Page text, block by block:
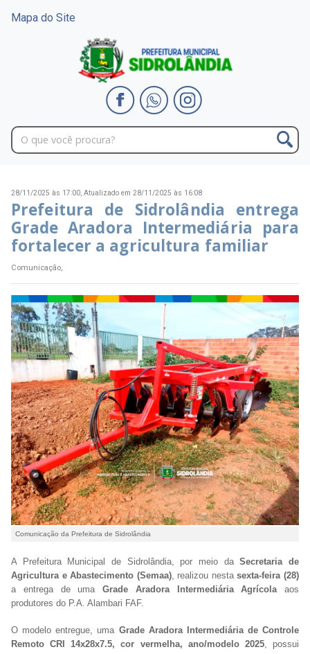
Mapa do Site
28/11/2025 às 17:00, Atualizado em 28/11/2025 às 16:08
Prefeitura de Sidrolândia entrega
Grade Aradora Intermediária para
fortalecer a agricultura familiar
Comunicação,
Comunicação da Prefeitura de Sidrolândia
A Prefeitura Municipal de Sidrolândia, por meio daSecretaria de
Agricultura e Abastecimento (Semaa), realizou nestasexta-feira (28)
a entrega de uma Grade Aradora Intermediária Agrícola aos
produtores do P.A. Alambari FAF.
O modelo entregue, uma Grade Aradora Intermediária de Controle
Remoto CRI 14x28x7.5, cor vermelha, ano/modelo 2025, possui